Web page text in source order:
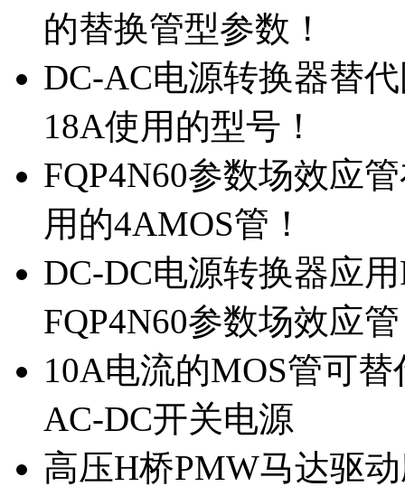
的替换管型参数！
DC-AC电源转换器替
18A使用的型号！
FQP4N60参数场效应
用的4AMOS管！
DC-DC电源转换器应
FQP4N60参数场效应
10A电流的MOS管可
AC-DC开关电源
高压H桥PMW马达驱